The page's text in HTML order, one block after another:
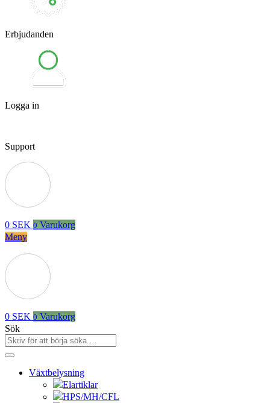
Erbjudanden
Logga in
Support
0 SEK 0 Varukorg
Meny
0 SEK 0 Varukorg
Sök
Växtbelysning
Elartiklar
HPS/MH/CFL